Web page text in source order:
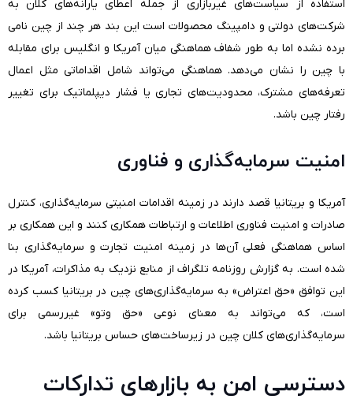
استفاده از سیاست‌های غیربازاری از جمله اعطای یارانه‌های کلان به
شرکت‌های دولتی و دامپینگ محصولات است این بند هر چند از چین نامی
برده نشده اما به طور شفاف هماهنگی میان آمریکا و انگلیس برای مقابله
با چین را نشان می‌دهد. هماهنگی می‌تواند شامل اقداماتی مثل اعمال
تعرفه‌های مشترک، محدودیت‌های تجاری یا فشار دیپلماتیک برای تغییر
رفتار چین باشد.
امنیت سرمایه‌گذاری و فناوری
آمریکا و بریتانیا قصد دارند در زمینه اقدامات امنیتی سرمایه‌گذاری، کنترل
صادرات و امنیت فناوری اطلاعات و ارتباطات همکاری کنند و این همکاری بر
اساس هماهنگی فعلی آن‌ها در زمینه امنیت تجارت و سرمایه‌گذاری بنا
شده است. به گزارش روزنامه تلگراف از منابع نزدیک به مذاکرات، آمریکا در
این توافق «حق اعتراض» به سرمایه‌گذاری‌های چین در بریتانیا کسب کرده
است، که می‌تواند به معنای نوعی «حق وتو» غیررسمی برای
سرمایه‌گذاری‌های کلان چین در زیرساخت‌های حساس بریتانیا باشد.
دسترسی امن به بازارهای تدارکات